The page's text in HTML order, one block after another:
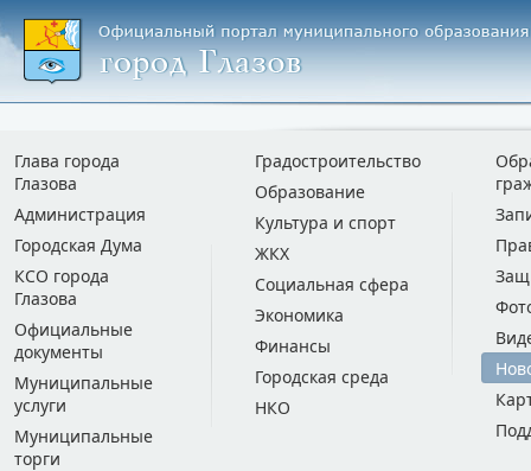
Глава города
Глазова
Администрация
Городская Дума
КСО города
Глазова
Официальные
документы
Муниципальные
услуги
Муниципальные
торги
Градостроительство
Образование
Культура и спорт
ЖКХ
Социальная сфера
Экономика
Финансы
Городская среда
НКО